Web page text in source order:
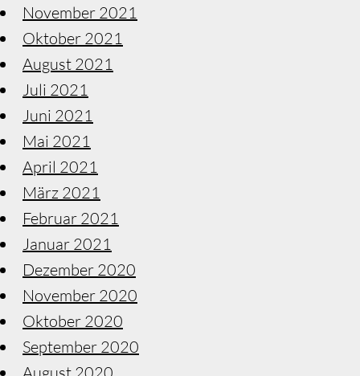
November 2021
Oktober 2021
August 2021
Juli 2021
Juni 2021
Mai 2021
April 2021
März 2021
Februar 2021
Januar 2021
Dezember 2020
November 2020
Oktober 2020
September 2020